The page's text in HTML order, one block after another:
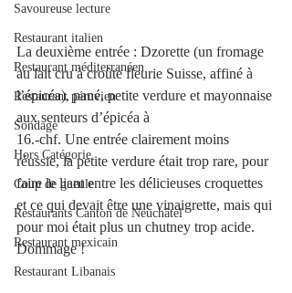
Savoureuse lecture
Restaurant italien
Restaurant méditerranéen
Restaurant péruvien
Sondage
Hors Catégorie
Coup de gueule
Restaurants Canton de Neuchâtel
Restaurant mexicain
Restaurant Libanais
La deuxième entrée : Dzorette (un fromage
au lait cru à croûte fleurie Suisse, affiné à
l’épicéa), pané, petite verdure et mayonnaise
aux senteurs d’épicéa à
16.-chf. Une entrée clairement moins
réussie, la petite verdure était trop rare, pour
faire le liant entre les délicieuses croquettes
et ce qui devait être une vinaigrette, mais qui
pour moi était plus un chutney trop acide.
Dommage !